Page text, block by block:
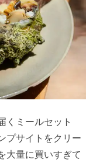
くミールセット
プサイトをクリー
大量に買いすぎて